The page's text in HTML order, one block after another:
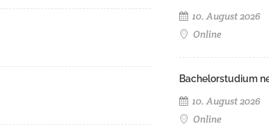
10. August 2026
Online
Bachelorstudium
10. August 2026
Online